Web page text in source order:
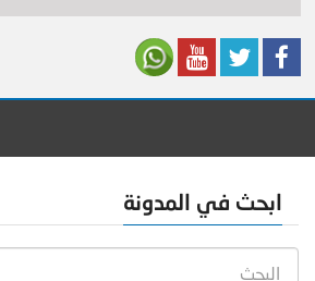
ابحث في المدونة